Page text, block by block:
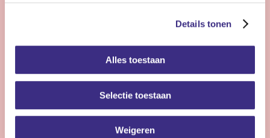
Details tonen
Alles toestaan
Selectie toestaan
Weigeren
Nog 22 dagen
4 - 28 uur | Deeltijds, Onbepaalde tijd
Wil jij met meerdere doelgroepen werken en elke dag
iets anders doen? Dan is de flexpool echt iets voor jou.
Je werkt op verschillende locaties in de